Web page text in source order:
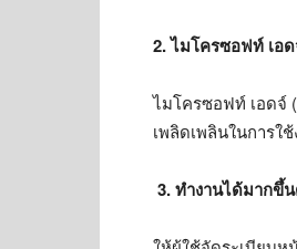
2. ไมโครซอฟท์ เอ
ไมโครซอฟท์ เอดจ์
เพลิดเพลินในการใ
3.ทำงานได้มากขึ้